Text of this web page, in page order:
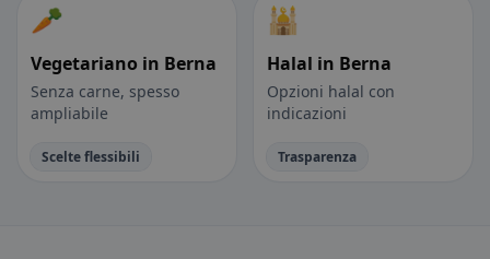
🥕
Vegetariano in Berna
Senza carne, spesso
ampliabile
Scelte flessibili
🕌
Halal in Berna
Opzioni halal con
indicazioni
Trasparenza